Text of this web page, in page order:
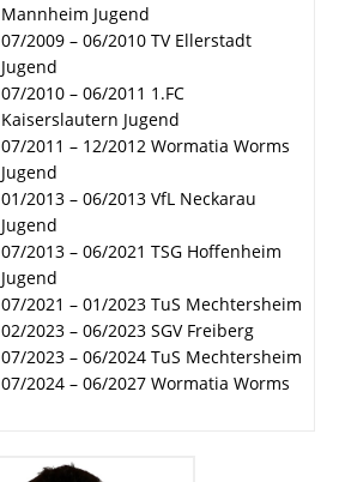
Mannheim Jugend
07/2009 – 06/2010 TV Ellerstadt
Jugend
07/2010 – 06/2011 1.FC
Kaiserslautern Jugend
07/2011 – 12/2012 Wormatia Worms
Jugend
01/2013 – 06/2013 VfL Neckarau
Jugend
07/2013 – 06/2021 TSG Hoffenheim
Jugend
07/2021 – 01/2023 TuS Mechtersheim
02/2023 – 06/2023 SGV Freiberg
07/2023 – 06/2024 TuS Mechtersheim
07/2024 – 06/2027 Wormatia Worms